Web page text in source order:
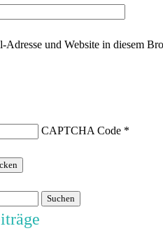
Adresse und Website in diesem
CAPTCHA Code *